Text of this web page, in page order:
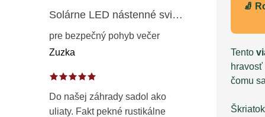
Solárne LED nástenné svietidlo s pohybovým a súmrakovým senzorom – vonkajšie fasádne osvetlenie IP65
pre bezpečný pohyb večer
Zuzka
Do našej záhrady sadol ako
uliaty. Fakt pekné rustikálne
🧦
Tento
čomu